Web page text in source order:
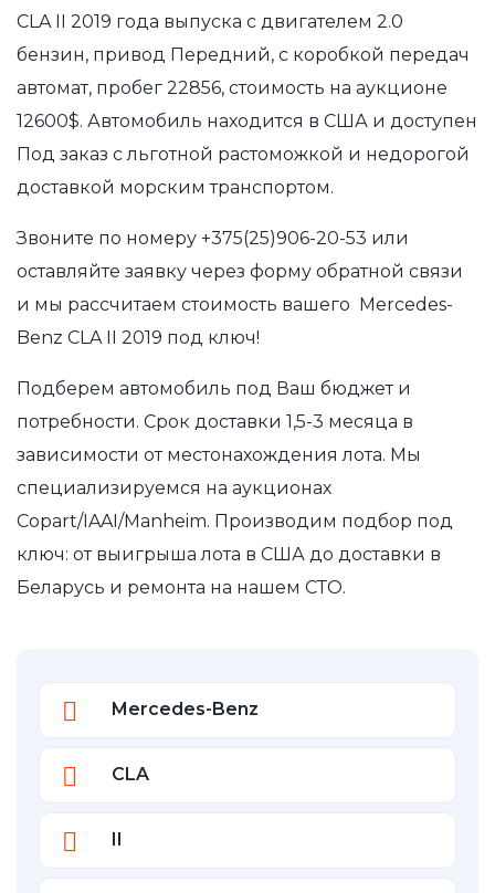
CLA II 2019 года выпуска с двигателем 2.0
бензин, привод Передний, с коробкой передач
автомат, пробег 22856, стоимость на аукционе
12600$. Автомобиль находится в США и доступен
Под заказ с льготной растоможкой и недорогой
доставкой морским транспортом.
Звоните по номеру +375(25)906-20-53 или
оставляйте заявку через форму обратной связи
и мы рассчитаем стоимость вашего Mercedes-
Benz CLA II 2019 под ключ!
Подберем автомобиль под Ваш бюджет и
потребности. Срок доставки 1,5-3 месяца в
зависимости от местонахождения лота. Мы
специализируемся на аукционах
Copart/IAAI/Manheim. Производим подбор под
ключ: от выигрыша лота в США до доставки в
Беларусь и ремонта на нашем СТО.
Mercedes-Benz
CLA
II